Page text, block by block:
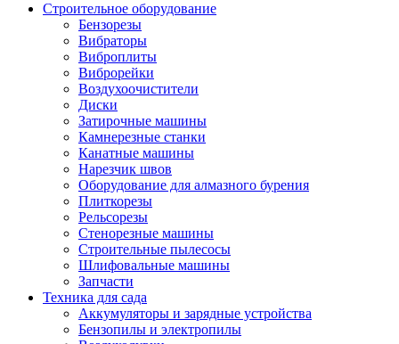
Строительное оборудование
Бензорезы
Вибраторы
Виброплиты
Виброрейки
Воздухоочистители
Диски
Затирочные машины
Камнерезные станки
Канатные машины
Нарезчик швов
Оборудование для алмазного бурения
Плиткорезы
Рельсорезы
Стенорезные машины
Строительные пылесосы
Шлифовальные машины
Запчасти
Техника для сада
Аккумуляторы и зарядные устройства
Бензопилы и электропилы